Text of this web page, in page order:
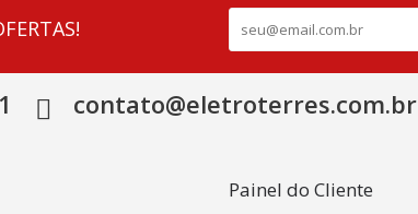
contato@eletroterres.com.br
Painel do Cliente